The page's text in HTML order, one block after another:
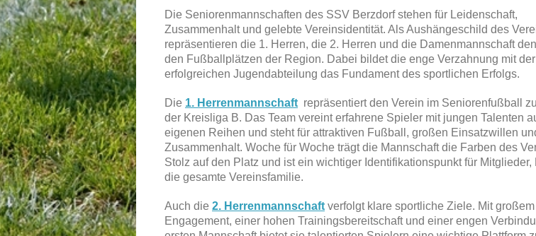
Die Seniorenmannschaften des SSV Berzdorf stehen für Leidenschaft,
Zusammenhalt und gelebte Vereinsidentität. Als Aushängeschild des
repräsentieren die 1. Herren, die 2. Herren und die Damenmannschaft
den Fußballplätzen der Region. Dabei bildet die enge Verzahnung mit der
erfolgreichen Jugendabteilung das Fundament des sportlichen Erfolgs.
Die 1. Herrenmannschaft repräsentiert den Verein im Seniorenfußball
der Kreisliga B. Das Team vereint erfahrene Spieler mit jungen Talenten
eigenen Reihen und steht für attraktiven Fußball, großen Einsatzwillen
Zusammenhalt. Woche für Woche trägt die Mannschaft die Farben des
Stolz auf den Platz und ist ein wichtiger Identifikationspunkt für Mitglieder,
die gesamte Vereinsfamilie.
Auch die 2. Herrenmannschaft verfolgt klare sportliche Ziele. Mit großem
Engagement, einer hohen Trainingsbereitschaft und einer engen